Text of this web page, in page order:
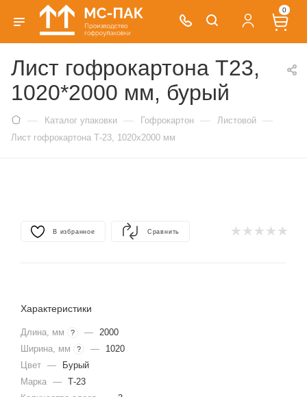
0
Лист гофрокартона Т23,
1020*2000 мм, бурый
— Каталог упаковки — Гофрокартон — Листовой —
Лист гофрокартона Т-23, 1020х2000 мм
В избранное Сравнить
Характеристики
Длина, мм ? — 2000
Ширина, мм
? —
1020
Цвет —
Бурый
Марка — Т-23